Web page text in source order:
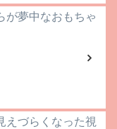
が夢中なおもちゃ
えづらくなった視